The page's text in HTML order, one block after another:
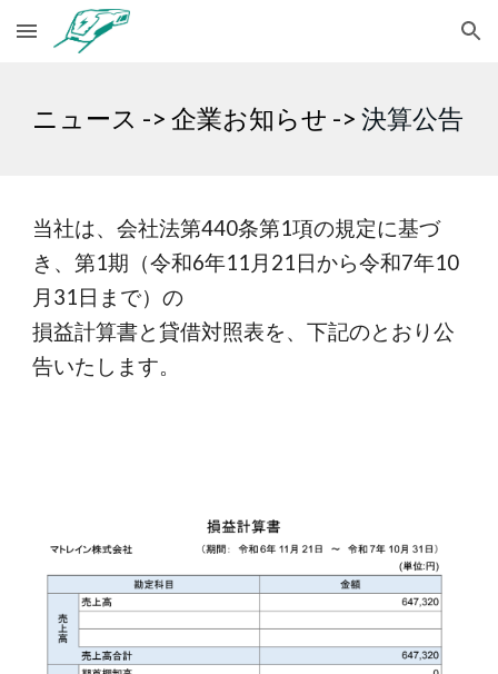
Skip to main content Skip to navigation
ニュース ->企業お知らせ ->決算公告
当社は、会社法第440条第1項の規定に基づ
き、第1期（令和6年11月21日から令和7年10
月31日まで）の
損益計算書と貸借対照表を、下記のとおり公
告いたします。